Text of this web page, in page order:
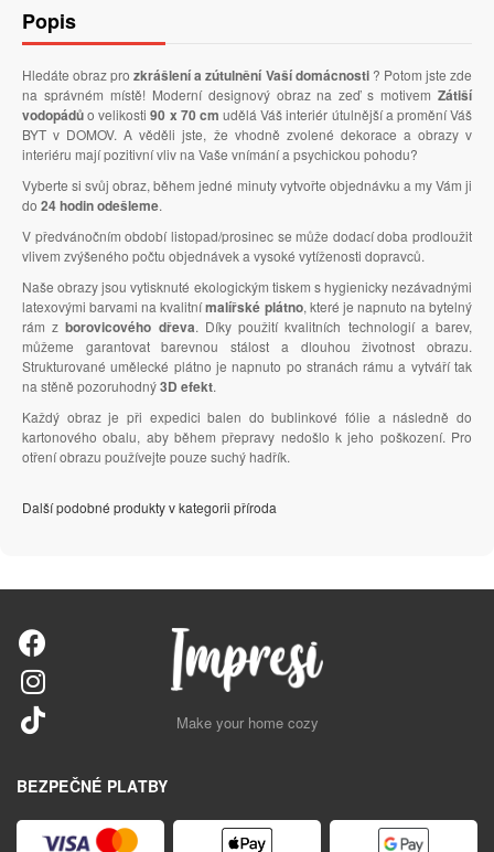
Popis
Hledáte obraz prozkrášlení a zútulnění Vaší domácnosti? Potom jste zde
na správném místě! Moderní designový obraz na zeď s motivem Zátiší
vodopádůo velikosti90 x 70 cm udělá Váš interiér útulnější a promění Váš
BYT v DOMOV. A věděli jste, že vhodně zvolené dekorace a obrazy v
interiéru mají pozitivní vliv na Vaše vnímání a psychickou pohodu?
Vyberte si svůj obraz, během jedné minuty vytvořte objednávku a my Vám ji
do 24 hodin odešleme.
V předvánočním období listopad/prosinec se může dodací doba prodloužit
vlivem zvýšeného počtu objednávek a vysoké vytíženosti dopravců.
Naše obrazy jsou vytisknuté ekologickým tiskem s hygienicky nezávadnými
latexovými barvami na kvalitnímalířské plátno, které je napnuto na bytelný
rám zborovicového dřeva. Díky použití kvalitních technologií a barev,
můžeme garantovat barevnou stálost a dlouhou životnost obrazu.
Strukturované umělecké plátno je napnuto po stranách rámu a vytváří tak
na stěně pozoruhodný3D efekt.
Každý obraz je při expedici balen do bublinkové fólie a následně do
kartonového obalu, aby během přepravy nedošlo k jeho poškození. Pro
otření obrazu používejte pouze suchý hadřík.
Další podobné produkty v kategorii příroda
Make your home cozy
BEZPEČNÉ PLATBY